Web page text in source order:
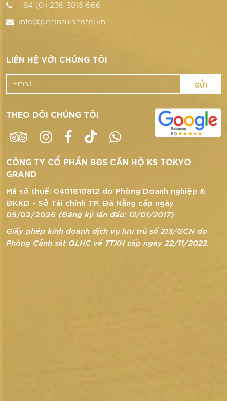
+84 (0) 236 3816 666
info@peninsulahotel.vn
LIÊN HỆ VỚI CHÚNG TÔI
GỬI
THEO DÕI CHÚNG TÔI
CÔNG TY CỔ PHẦN BĐS CĂN HỘ KS TOKYO
GRAND
Mã số thuế: 0401810812 do Phòng Doanh nghiệp &
ĐKKD - Sở Tài chính TP. Đà Nẵng cấp ngày
09/02/2026 (Đăng ký lần đầu: 12/01/2017)
Giấy phép kinh doanh dịch vụ lưu trú số 213/GCN do
Phòng Cảnh sát QLHC về TTXH cấp ngày 22/11/2022.